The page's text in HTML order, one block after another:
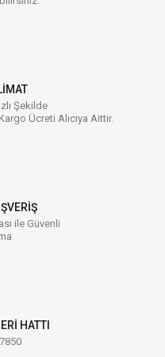
Şekilde
Ücreti Alıcıya Aittir.
ile Güvenli
HATTI